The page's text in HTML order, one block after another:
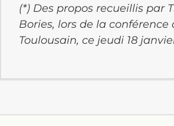
(*) Des propos recueillis par
Bories, lors de la conférence
Toulousain, ce jeudi 18